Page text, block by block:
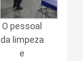
O pessoal
da limpeza
e